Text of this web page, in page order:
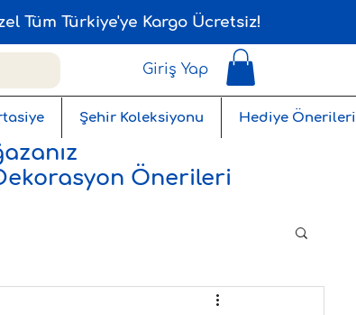
Tüm Türkiye'ye Kargo Ücretsiz!
Giriş Yap
Şehir Koleksiyonu Hediye Önerileri
Önerileri